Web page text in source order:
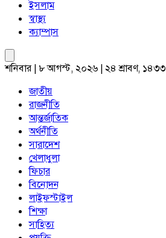
ইসলাম
স্বাস্থ্য
ক্যাম্পাস
শনিবার | ৮ আগস্ট, ২০২৬ | ২৪ শ্রাবণ, ১৪৩৩
জাতীয়
রাজনীতি
আন্তর্জাতিক
অর্থনীতি
সারাদেশ
খেলাধুলা
ফিচার
বিনোদন
লাইফস্টাইল
শিক্ষা
সাহিত্য